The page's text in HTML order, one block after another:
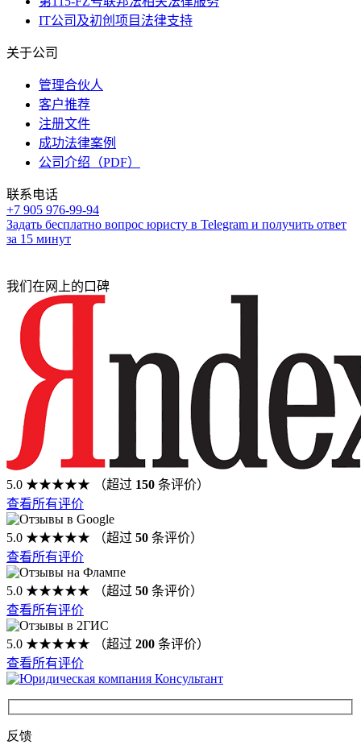
IT公司及初创项目法律支持
关于公司
管理合伙人
客户推荐
注册文件
成功法律案例
公司介绍（PDF）
联系电话
+7 905 976-99-94
Задать бесплатно вопрос юристу в Telegram и получить ответ
за 15 минут
我们在网上的口碑
5.0 ★★★★★ （超过 150 条评价）
查看所有评价
5.0 ★★★★★ （超过 50 条评价）
查看所有评价
5.0 ★★★★★ （超过 50 条评价）
查看所有评价
5.0 ★★★★★ （超过 200 条评价）
查看所有评价
反馈